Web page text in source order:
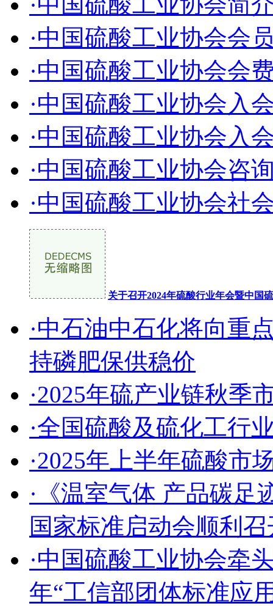
·中国硫酸工业协会会
·中国硫酸工业协会会
·中国硫酸工业协会入
·中国硫酸工业协会入
·中国硫酸工业协会咨
·中国硫酸工业协会社
关于召开2024年硫酸行业年会暨中国
·中石油中石化将向重
持磷肥保供稳价
·2025年硫产业链秋季
·全国硫酸及硫化工行
·2025年上半年硫酸市
·《温室气体 产品碳足
国家标准启动会顺利召
·中国硫酸工业协会牵
年“工信部团体标准应